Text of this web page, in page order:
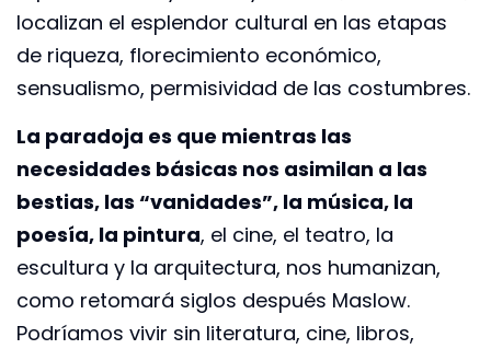
localizan el esplendor cultural en las etapas
de riqueza, florecimiento económico,
sensualismo, permisividad de las costumbres.
La paradoja es que mientras las
necesidades básicas nos asimilan a las
bestias, las “vanidades”, la música, la
poesía, la pintura, el cine, el teatro, la
escultura y la arquitectura, nos humanizan,
como retomará siglos después Maslow.
Podríamos vivir sin literatura, cine, libros,